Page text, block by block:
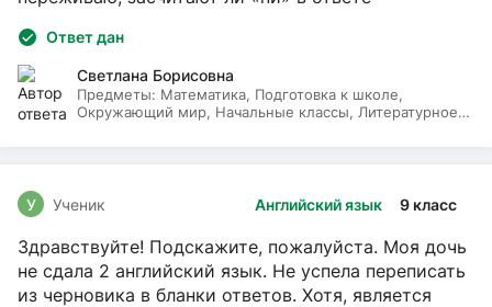
Ответ дан
Светлана Борисовна
Предметы: Математика, Подготовка к школе,
Окружающий мир, Начальные классы, Литературное
Английский язык 9 класс
У Ученик
Здравствуйте! Подскажите, пожалуйста. Моя дочь
не сдала 2 английский язык. Не успела переписать
из черновика в бланки ответов. Хотя, является